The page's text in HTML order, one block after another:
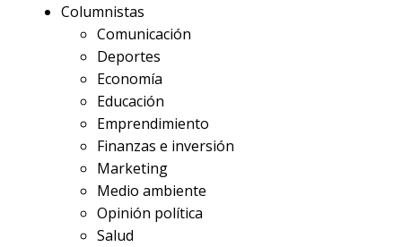
Columnistas
Comunicación
Deportes
Economía
Educación
Emprendimiento
Finanzas e inversión
Marketing
Medio ambiente
Opinión política
Salud